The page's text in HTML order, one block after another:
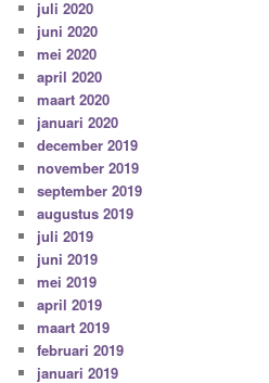
juli 2020
juni 2020
mei 2020
april 2020
maart 2020
januari 2020
december 2019
november 2019
september 2019
augustus 2019
juli 2019
juni 2019
mei 2019
april 2019
maart 2019
februari 2019
januari 2019